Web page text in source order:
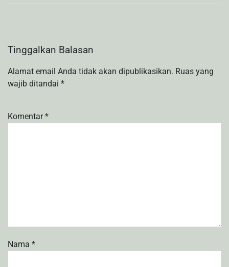
Tinggalkan Balasan
Alamat email Anda tidak akan dipublikasikan. Ruas yang
wajib ditandai *
Komentar*
Nama *